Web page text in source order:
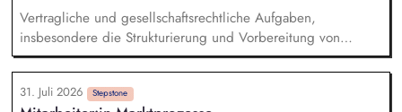
Finanzplanung und -verwaltung und bereitest
Vergabeverfahren vor.
Vertragliche und gesellschaftsrechtliche Aufgaben,
insbesondere die Strukturierung und Vorbereitung von
Verträgen Begleitung von Gesellschaftsgründungen sowie
Erstellung gesellschaftsrechtlicher Unterlagen und
Vertragszusammenfassungen Verwaltung und Pflege von
31. Juli 2026 Stepstone